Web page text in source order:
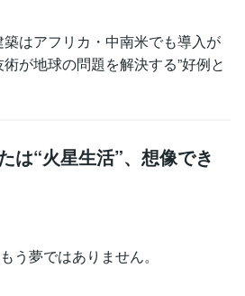
はアフリカ・中南米でも導入が
が地球の問題を解決する”好例と
は“火星生活”、想像でき
う夢ではありません。